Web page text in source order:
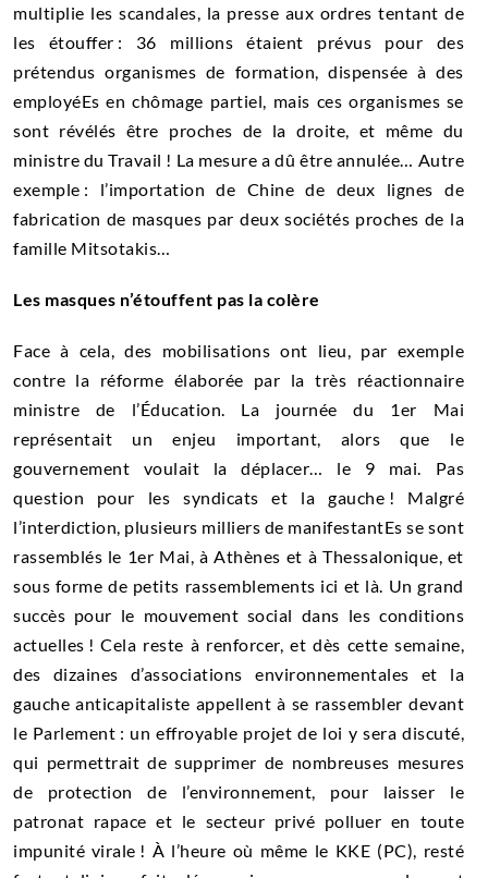
multiplie les scandales, la presse aux ordres tentant de
les étouffer : 36 millions étaient prévus pour des
prétendus organismes de formation, dispensée à des
employéEs en chômage partiel, mais ces organismes se
sont révélés être proches de la droite, et même du
ministre du Travail ! La mesure a dû être annulée… Autre
exemple : l’importation de Chine de deux lignes de
fabrication de masques par deux sociétés proches de la
famille Mitsotakis…
Les masques n’étouffent pas la colère
Face à cela, des mobilisations ont lieu, par exemple
contre la réforme élaborée par la très réactionnaire
ministre de l’Éducation. La journée du 1er Mai
représentait un enjeu important, alors que le
gouvernement voulait la déplacer… le 9 mai. Pas
question pour les syndicats et la gauche ! Malgré
l’interdiction, plusieurs milliers de manifestantEs se sont
rassemblés le 1er Mai, à Athènes et à Thessalonique, et
sous forme de petits rassemblements ici et là. Un grand
succès pour le mouvement social dans les conditions
actuelles ! Cela reste à renforcer, et dès cette semaine,
des dizaines d’associations environnementales et la
gauche anticapitaliste appellent à se rassembler devant
le Parlement : un effroyable projet de loi y sera discuté,
qui permettrait de supprimer de nombreuses mesures
de protection de l’environnement, pour laisser le
patronat rapace et le secteur privé polluer en toute
impunité virale ! À l’heure où même le KKE (PC), resté